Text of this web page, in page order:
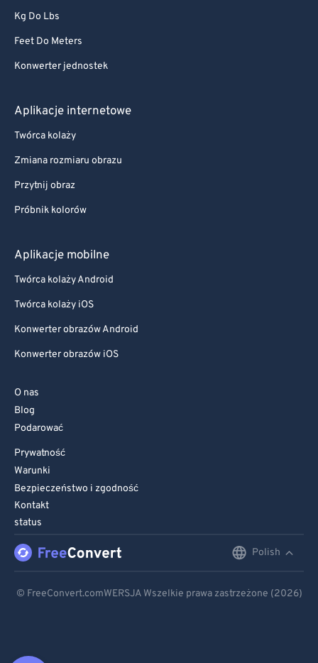
Kg Do Lbs
Feet Do Meters
Konwerter jednostek
Aplikacje internetowe
Twórca kolaży
Zmiana rozmiaru obrazu
Przytnij obraz
Próbnik kolorów
Aplikacje mobilne
Twórca kolaży Android
Twórca kolaży iOS
Konwerter obrazów Android
Konwerter obrazów iOS
O nas
Blog
Podarować
Prywatność
Warunki
Bezpieczeństwo i zgodność
Kontakt
status
Polish
© FreeConvert.comWERSJA Wszelkie prawa zastrzeżone (2026)